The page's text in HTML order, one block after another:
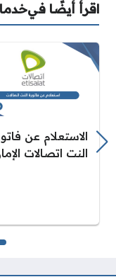
اقرأ أيضًا في
الاستعلام عن
النت اتصالات